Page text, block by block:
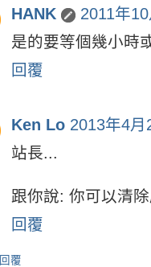
HANK
2011年
是的要等個幾小時
回覆
Ken Lo 2013年4
站長...
跟你說: 你可以清
回覆
回覆